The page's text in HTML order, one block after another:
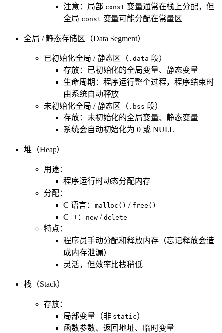
注意：局部 const 变量通常在栈上分配，但
全局 const 变量可能分配在常量区
全局 / 静态存储区（Data Segment）
已初始化全局 / 静态区（ .data 段）
存放：已初始化的全局变量、静态变量
生命周期：程序运行整个过程，程序结束时
由系统自动释放
未初始化全局 / 静态区（ .bss 段）
存放：未初始化的全局变量、静态变量
系统会自动初始化为 0 或 NULL
堆（Heap）
用途：
程序运行时动态分配内存
分配：
C 语言： malloc() / free()
C++： new / delete
特点：
程序员手动分配和释放内存（忘记释放会造
成内存泄漏）
灵活，但效率比栈稍低
栈（Stack）
存放：
局部变量（非 static）
函数参数、返回地址、临时变量